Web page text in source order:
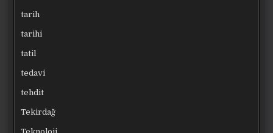
tarih
tarihi
tatil
tedavi
tehdit
Tekirdağ